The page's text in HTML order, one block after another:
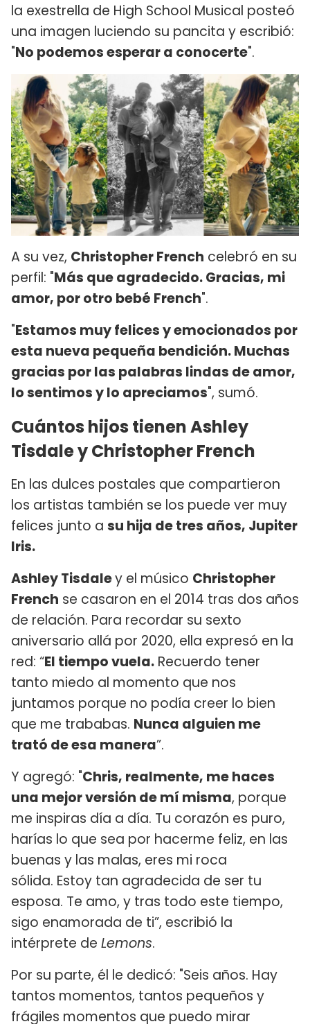
la exestrella de High School Musical posteó
una imagen luciendo su pancita y escribió:
"No podemos esperar a conocerte".
A su vez, Christopher French celebró en su
perfil: "Más que agradecido. Gracias, mi
amor, por otro bebé French".
"Estamos muy felices y emocionados por
esta nueva pequeña bendición. Muchas
gracias por las palabras lindas de amor,
lo sentimos y lo apreciamos", sumó.
Cuántos hijos tienen Ashley
Tisdale y Christopher French
En las dulces postales que compartieron
los artistas también se los puede ver muy
felices junto a su hija de tres años, Jupiter
Iris.
Ashley Tisdaley el músico Christopher
French se casaron en el 2014 tras dos años
de relación. Para recordar su sexto
aniversario allá por 2020, ella expresó en la
red: “El tiempo vuela. Recuerdo tener
tanto miedo al momento que nos
juntamos porque no podía creer lo bien
que me trababas. Nunca alguien me
trató de esa manera”.
Y agregó: "Chris, realmente, me haces
una mejor versión de mí misma, porque
me inspiras día a día. Tu corazón es puro,
harías lo que sea por hacerme feliz, en las
buenas y las malas, eres mi roca
sólida. Estoy tan agradecida de ser tu
esposa. Te amo, y tras todo este tiempo,
sigo enamorada de ti”, escribió la
intérprete de Lemons.
Por su parte, él le dedicó: "Seis años. Hay
tantos momentos, tantos pequeños y
frágiles momentos que puedo mirar